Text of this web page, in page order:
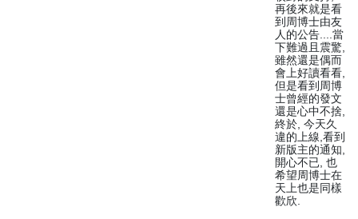
再後來就是看
到周博士由友
人的公告....當
下難過且震驚,
雖然還是偶而
會上好讀看看,
但是看到周博
士曾經的發文
還是心中不捨,
終於, 今天久
違的上線,看到
新版主的通知,
開心不已, 也
希望周博士在
天上也是同樣
歡欣.